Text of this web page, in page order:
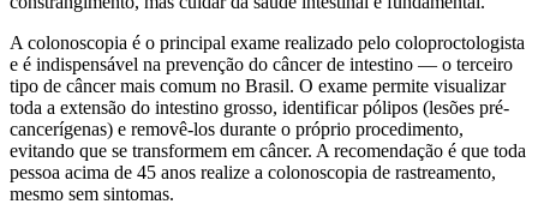
A colonoscopia é o principal exame realizado pelo coloproctologista
e é indispensável na prevenção do câncer de intestino — o terceiro
tipo de câncer mais comum no Brasil. O exame permite visualizar
toda a extensão do intestino grosso, identificar pólipos (lesões pré-
cancerígenas) e removê-los durante o próprio procedimento,
evitando que se transformem em câncer. A recomendação é que toda
pessoa acima de 45 anos realize a colonoscopia de rastreamento,
mesmo sem sintomas.